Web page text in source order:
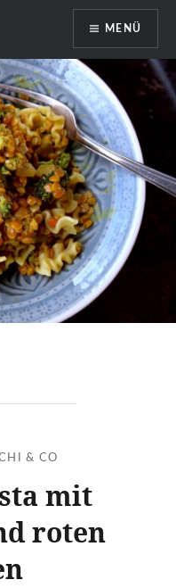
MENÜ
& CO
mit
roten